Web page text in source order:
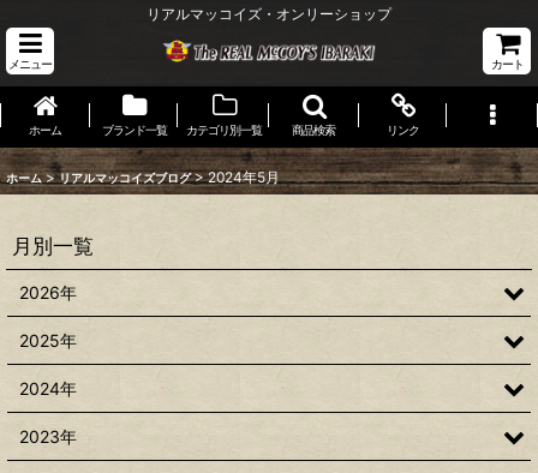
リアルマッコイズ・オンリーショップ
メニュー カート
ホーム ブランド一覧 カテゴリ別一覧 商品検索 リンク
ホーム > リアルマッコイズブログ > 2024年5月
月別一覧
2026年
2025年
2024年
2023年